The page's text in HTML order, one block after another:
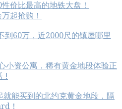
价比最高的地铁大盘！
起抢购！
到60万，近2000尺的镇屋哪里
小资公寓，稀有黄金地段体验正
!
就能买到的北约克黄金地段，隔
！